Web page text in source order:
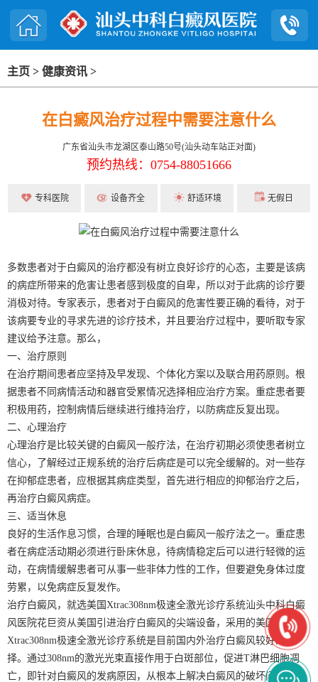
主页 > 健康资讯 >
在白癜风治疗过程中需要注意什么
广东省汕头市龙湖区泰山路50号(汕头动车站正对面)
预约热线：0754-88051666
专科医院 设备齐全 舒适环境 无假日
多数患者对于白癜风的治疗都没有树立良好诊疗的心态，主要是该病
的病症所带来的危害让患者感到极度的自卑，所以对于此病的诊疗要
消极对待。专家表示，患者对于白癜风的危害性要正确的看待，对于
该病要专业的寻求先进的诊疗技术，并且要治疗过程中，要听取专家
建议给予注意。那么，
一、治疗原则
在治疗期间患者应坚持及早发现、个体化方案以及联合用药原则。根
据患者不同病情活动和器官受累情况选择相应治疗方案。重症患者要
积极用药，控制病情后继续进行维持治疗，以防病症反复出现。
二、心理治疗
心理治疗是比较关键的白癜风一般疗法，在治疗初期必须使患者树立
信心，了解经过正规系统的治疗后病症是可以完全缓解的。对一些存
在抑郁症患者，应根据其病症类型，首先进行相应的抑郁治疗之后，
再治疗白癜风病症。
三、适当休息
良好的生活作息习惯，合理的睡眠也是白癜风一般疗法之一。重症患
者在病症活动期必须进行卧床休息，待病情稳定后可以进行轻微的运
动，在病情缓解患者可从事一些非体力性的工作，但要避免身体过度
劳累，以免病症反复发作。
治疗白癜风，就选美国Xtrac308nm极速全激光诊疗系统汕头中科白癜
风医院花巨资从美国引进治疗白癜风的尖端设备，采用的美国
Xtrac308nm极速全激光诊疗系统是目前国内外治疗白癜风较好的选
择。通过308nm的激光光束直接作用于白斑部位，促进T淋巴细胞凋
亡，即针对白癜风的发病原因，从根本上解决白癜风的破坏问题，具